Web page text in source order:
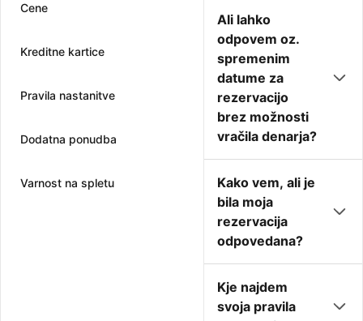
Cene
Kreditne kartice
Pravila nastanitve
Dodatna ponudba
Varnost na spletu
Ali lahko
odpovem oz.
spremenim
datume za
rezervacijo
brez možnosti
vračila denarja?
Kako vem, ali je
bila moja
rezervacija
odpovedana?
Kje najdem
svoja pravila